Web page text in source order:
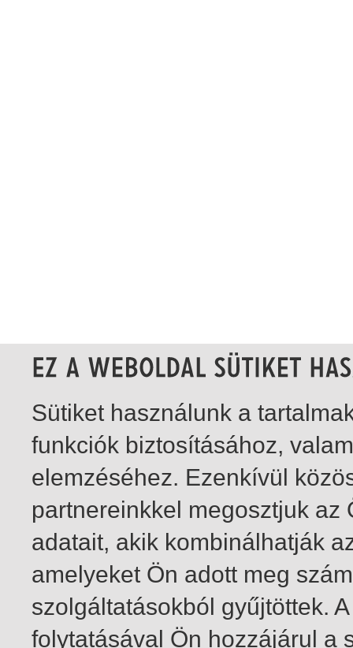
/ összesen 33 találat
Sütiket használunk a
funkciók biztosításához,
elemzéséhez. Ezenkívül
partnereinkkel megosztjuk
adatait, akik kombinálhatják
amelyeket Ön adott meg
szolgáltatásokból gyűjtöttek.
folytatásával Ön hozzájárul a